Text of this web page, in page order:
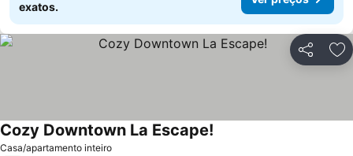
exatos.
Partilhar
Casa/apartamento inteiro
Cozy Downtown La Escape!